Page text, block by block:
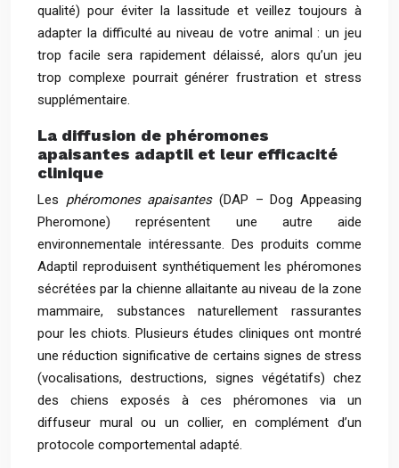
qualité) pour éviter la lassitude et veillez toujours à
adapter la difficulté au niveau de votre animal : un jeu
trop facile sera rapidement délaissé, alors qu’un jeu
trop complexe pourrait générer frustration et stress
supplémentaire.
La diffusion de phéromones
apaisantes adaptil et leur efficacité
clinique
Les phéromones apaisantes(DAP – Dog Appeasing
Pheromone) représentent une autre aide
environnementale intéressante. Des produits comme
Adaptil reproduisent synthétiquement les phéromones
sécrétées par la chienne allaitante au niveau de la zone
mammaire, substances naturellement rassurantes
pour les chiots. Plusieurs études cliniques ont montré
une réduction significative de certains signes de stress
(vocalisations, destructions, signes végétatifs) chez
des chiens exposés à ces phéromones via un
diffuseur mural ou un collier, en complément d’un
protocole comportemental adapté.